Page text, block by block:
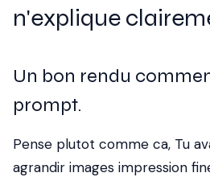
n'explique
Un bon rendu
prompt.
Pense plutot comme ca, Tu
agrandir images impression